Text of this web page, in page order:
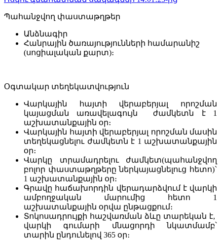
Պահանջվող փաստաթղթեր
Անձնագիր
Հանրային ծառայությունների համարանիշ
(սոցիալական քարտ)։
Օգտակար տեղեկատվություն
Վարկային հայտի վերաբերյալ որոշման
կայացման առավելագույն ժամկետն է 1
աշխատանքային օր։
Վարկային հայտի վերաբերյալ որոշման մասին
տեղեկացնելու ժամկետն է 1 աշխատանքային
օր։
Վարկը տրամադրելու ժամկետ(պահանջվող
բոլոր փաստաթղթերը ներկայացնելուց հետո)`
1 աշխատանքային օր։
Գրավը հաճախորդին վերադարձվում է վարկի
ամբողջական մարումից հետո 1
աշխատանքային օրվա ընթացքում։
Տոկոսադրույքի հաշվառման ձևը տարեկան է,
վարկի գումարի մնացորդի նկատմամբ՝
տարին ընդունելով 365 օր։